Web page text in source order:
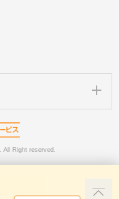
Right reserved.